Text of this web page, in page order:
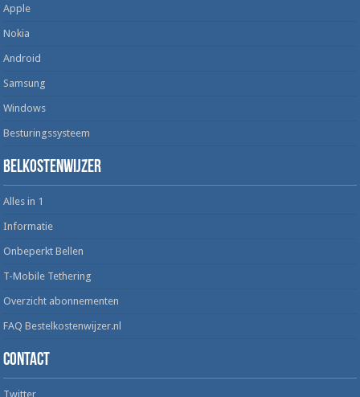
Apple
Nokia
Android
Samsung
Windows
Besturingssysteem
Belkostenwijzer
Alles in 1
Informatie
Onbeperkt Bellen
T-Mobile Tethering
Overzicht abonnementen
FAQ Bestelkostenwijzer.nl
Contact
Twitter